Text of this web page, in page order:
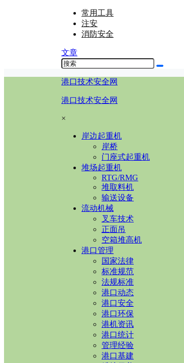
常用工具
注安
消防安全
文章
港口技术安全网
港口技术安全网
×
岸边起重机
岸桥
门座式起重机
堆场起重机
RTG/RMG
堆取料机
输送设备
流动机械
叉车技术
正面吊
空箱堆高机
港口管理
国家法律
标准规范
法规标准
港口动态
港口安全
港口环保
港机资讯
港口统计
管理经验
港口基建